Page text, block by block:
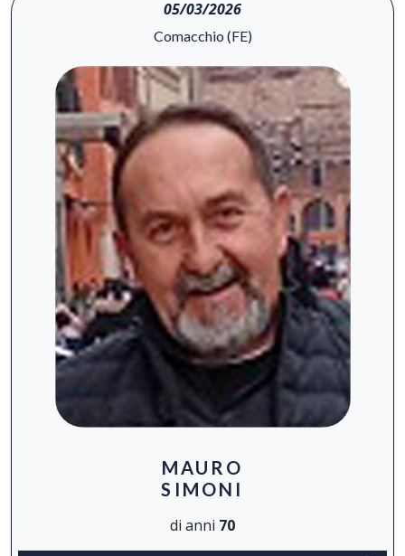
05/03/2026
Comacchio (FE)
MAURO
SIMONI
di anni 70